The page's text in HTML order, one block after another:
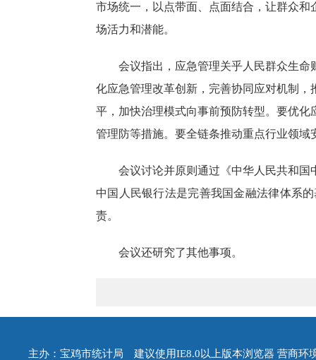
市场统一，以点带面、点面结合，让群众
场活力和潜能。
会议指出，应急管理关乎人民群众生
化应急管理改革创新，完善协同应对机制
平，加快治理模式向事前预防转型。要优
管理防等措施。要全链条推动重点行业领
会议讨论并原则通过《中华人民共和
中国人民银行法是完善我国金融法律体系
责。
会议还研究了其他事项。
主办：宝鸡市统计局 建议使用IE8.0以上版本浏览器 营商环